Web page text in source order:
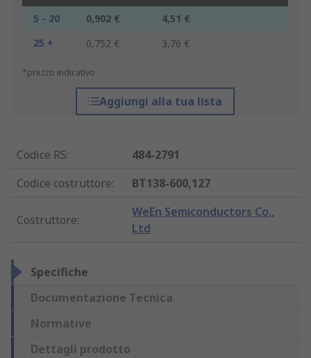
5 - 20 0,902 €
4,51 €
25 +
0,752 € 3,76 €
*prezzo indicativo
Aggiungi alla tua lista
Codice RS:
484-2791
Codice costruttore: BT138-600,127
Costruttore:
WeEn Semiconductors Co.,
Ltd
Specifiche
Documentazione Tecnica
Normative
Dettagli prodotto